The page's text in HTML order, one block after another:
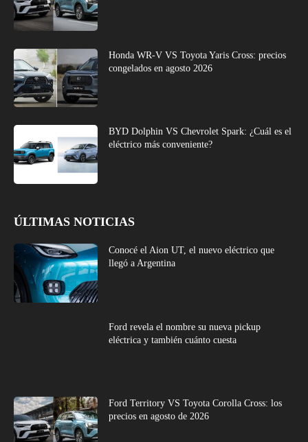
Honda WR-V VS Toyota Yaris Cross: precios
congelados en agosto 2026
BYD Dolphin VS Chevrolet Spark: ¿Cuál es el
eléctrico más conveniente?
ÚLTIMAS NOTICIAS
Conocé el Aion UT, el nuevo eléctrico que
llegó a Argentina
Ford revela el nombre su nueva pickup
eléctrica y también cuánto cuesta
Ford Territory VS Toyota Corolla Cross: los
precios en agosto de 2026